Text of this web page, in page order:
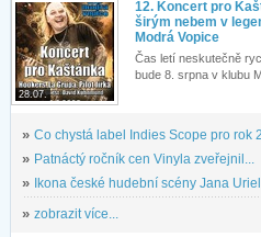
28.07.
12. Koncert pro
širým nebem v
Modrá Vopice
Čas letí neskutečně
bude 8. srpna v klubu
» Co chystá label Indies Scope pro rok
» Patnáctý ročník cen Vinyla zveřejnil...
» Ikona české hudební scény Jana
» zobrazit více...